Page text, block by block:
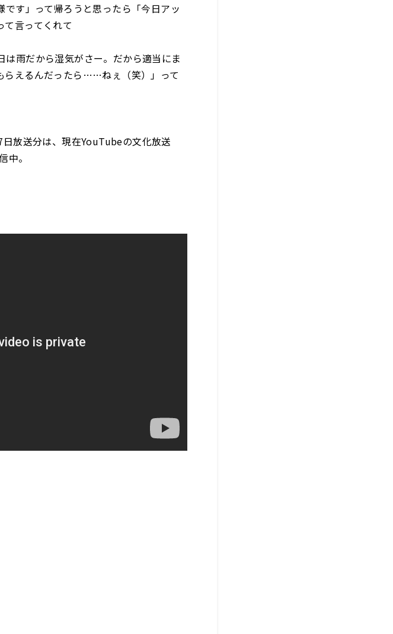
す」って帰ろうと思ったら「今日アッ
て言ってくれて
雨だから湿気がさー。だから適当にま
えるんだったら……ねぇ（笑）」って
日放送分は、現在YouTubeの文化放送
中。